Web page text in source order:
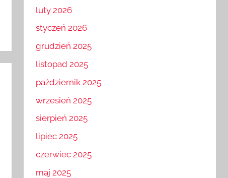
luty 2026
styczeń 2026
grudzień 2025
listopad 2025
październik 2025
wrzesień 2025
sierpień 2025
lipiec 2025
czerwiec 2025
maj 2025